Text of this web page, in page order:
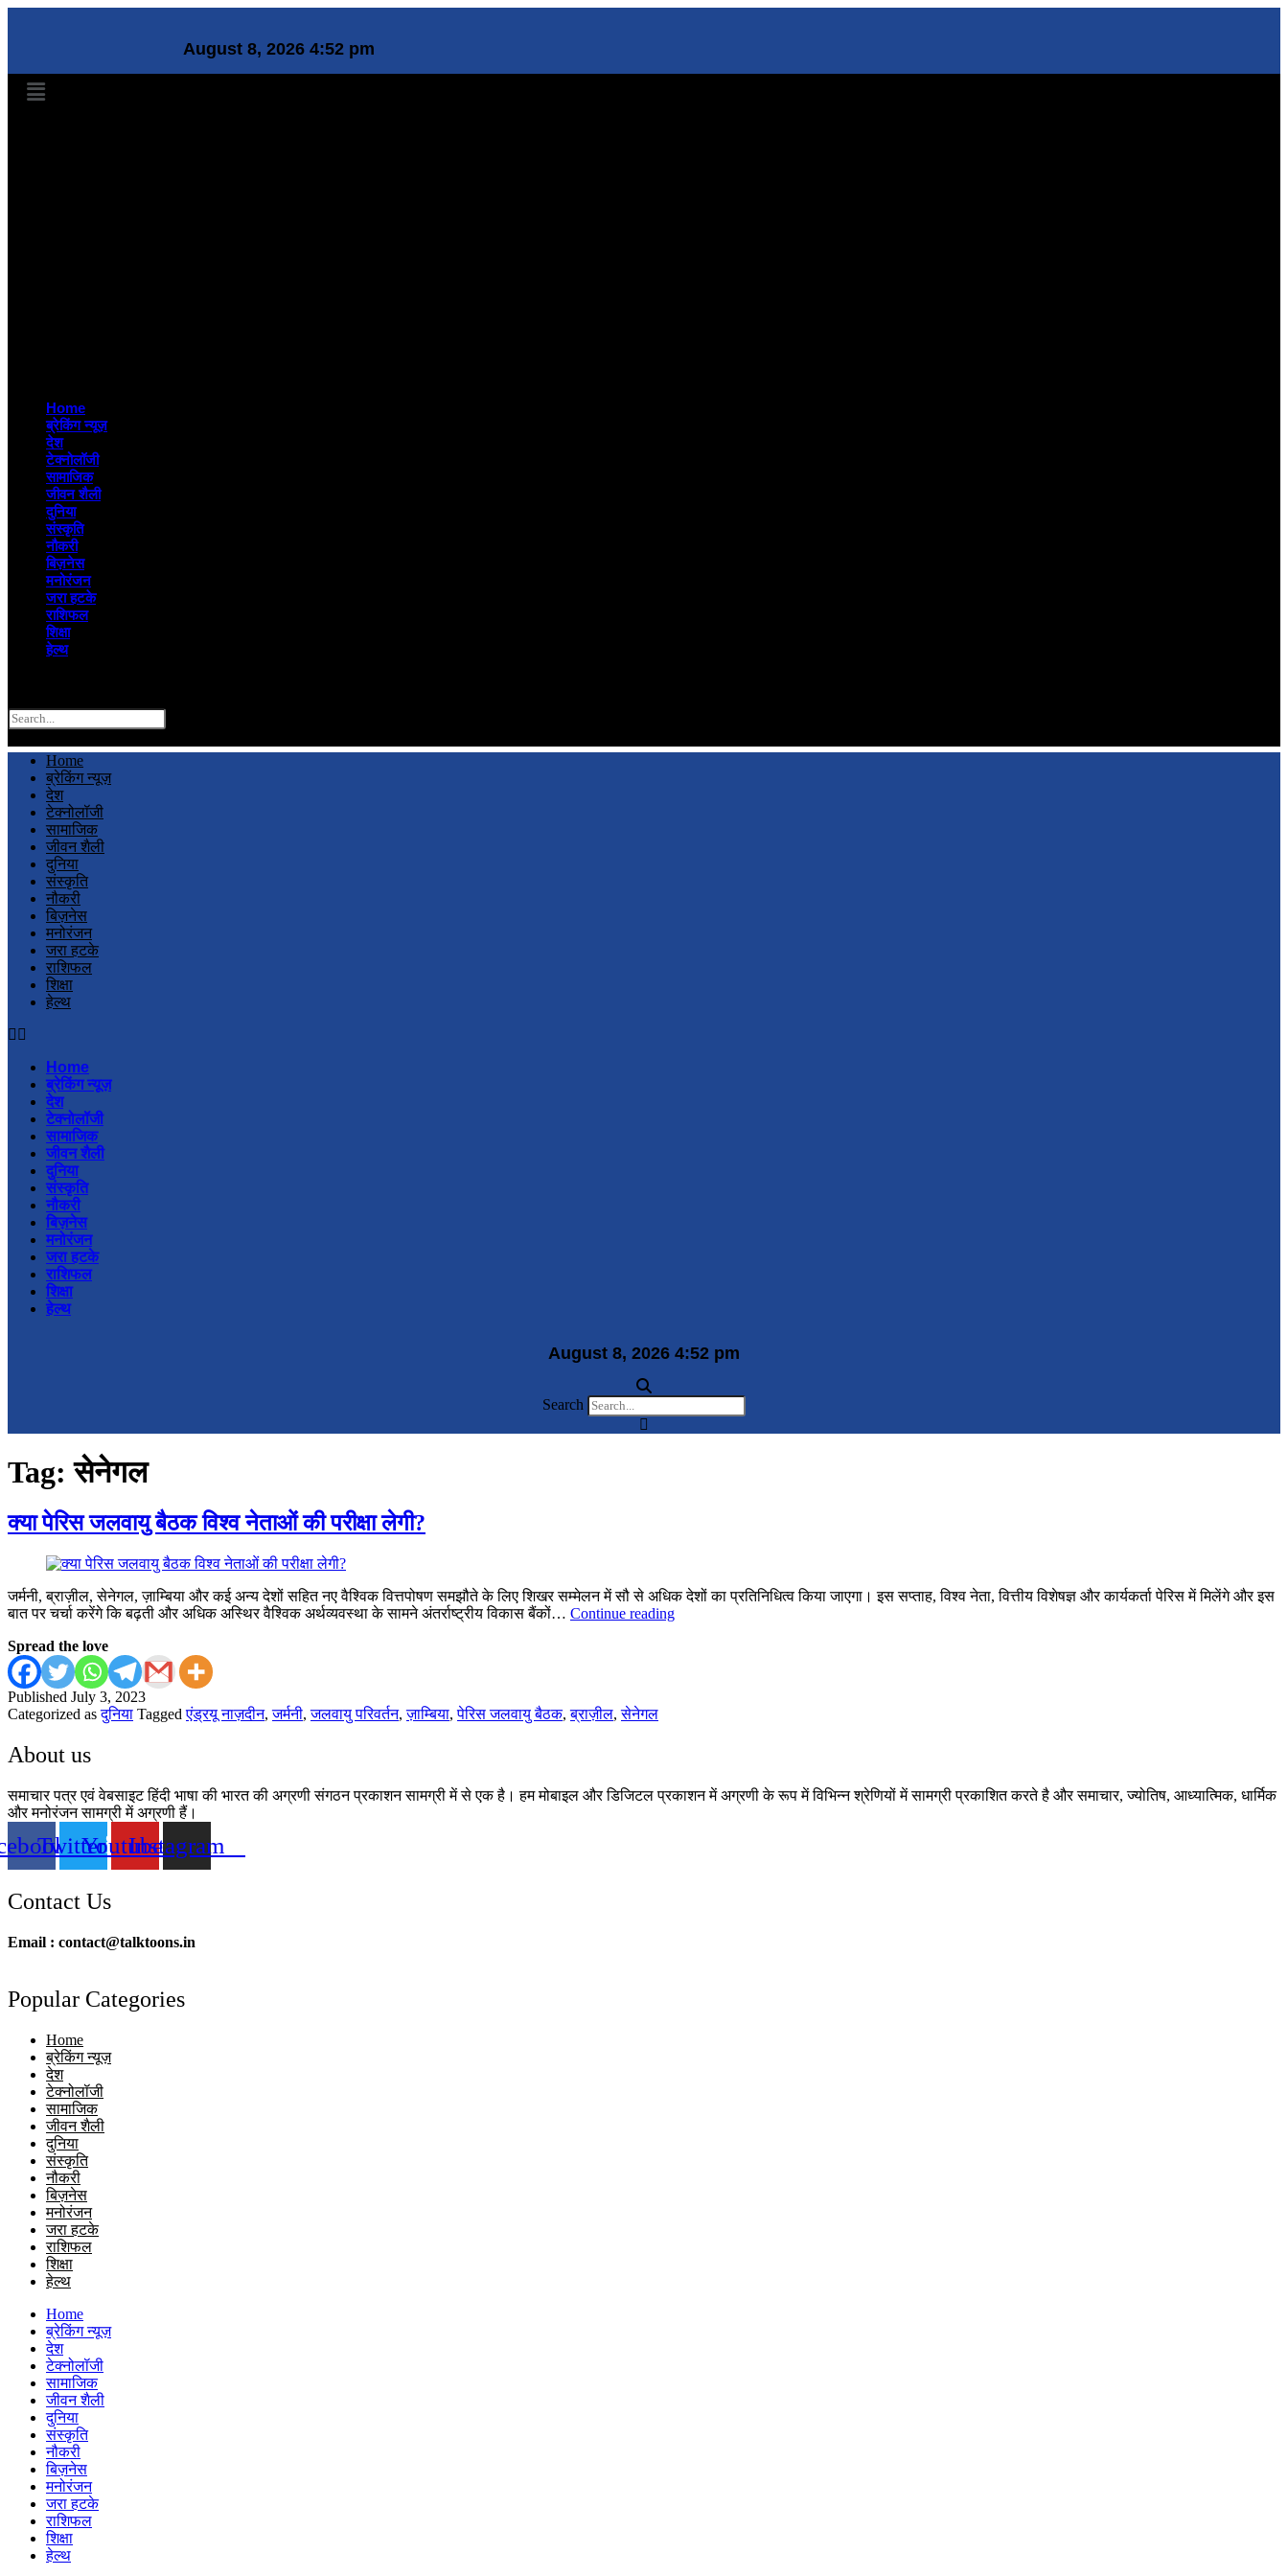
August 8, 2026 4:52 pm
Home
ब्रेकिंग न्यूज़
देश
टेक्नोलॉजी
सामाजिक
जीवन शैली
दुनिया
संस्कृति
नौकरी
बिज़नेस
मनोरंजन
जरा हटके
राशिफल
शिक्षा
हेल्थ
Home
ब्रेकिंग न्यूज़
देश
टेक्नोलॉजी
सामाजिक
जीवन शैली
दुनिया
संस्कृति
नौकरी
बिज़नेस
मनोरंजन
जरा हटके
राशिफल
शिक्षा
हेल्थ
Home
ब्रेकिंग न्यूज़
देश
टेक्नोलॉजी
सामाजिक
जीवन शैली
दुनिया
संस्कृति
नौकरी
बिज़नेस
मनोरंजन
जरा हटके
राशिफल
शिक्षा
हेल्थ
August 8, 2026 4:52 pm
Search
Tag:सेनेगल
क्या पेरिस जलवायु बैठक विश्व नेताओं की परीक्षा लेगी?
जर्मनी, ब्राज़ील, सेनेगल, ज़ाम्बिया और कई अन्य देशों सहित नए वैश्विक वित्तपोषण समझौते के लिए शिखर सम्मेलन में सौ से अधिक देशों का प्रतिनिधित्व किया जाएगा। इस सप्ताह, विश्व नेता, वित्तीय विशेषज्ञ और कार्यकर्ता पेरिस में मिलेंगे और इस
बात पर चर्चा करेंगे कि बढ़ती और अधिक अस्थिर वैश्विक अर्थव्यवस्था के सामने अंतर्राष्ट्रीय विकास बैंकों… Continue readingक्या
Spread the love
Published July 3, 2023
Categorized asदुनिया Taggedएंड्रयू नाज़दीन,जर्मनी,जलवायु परिवर्तन,ज़ाम्बिया,पेरिस जलवायु बैठक,ब्राज़ील,सेनेगल
About us
समाचार पत्र एवं वेबसाइट हिंदी भाषा की भारत की अग्रणी संगठन प्रकाशन सामग्री में से एक है। हम मोबाइल और डिजिटल प्रकाशन में अग्रणी के रूप में विभिन्न श्रेणियों में सामग्री प्रकाशित करते है और समाचार, ज्योतिष, आध्यात्मिक, धार्मिक
और मनोरंजन सामग्री में अग्रणी हैं।
TwitterYoutubeInstagram
Contact Us
Email : contact@talktoons.in
Popular Categories
Home
ब्रेकिंग न्यूज़
देश
टेक्नोलॉजी
सामाजिक
जीवन शैली
दुनिया
संस्कृति
नौकरी
बिज़नेस
मनोरंजन
जरा हटके
राशिफल
शिक्षा
हेल्थ
Home
ब्रेकिंग न्यूज़
देश
टेक्नोलॉजी
सामाजिक
जीवन शैली
दुनिया
संस्कृति
नौकरी
बिज़नेस
मनोरंजन
जरा हटके
राशिफल
शिक्षा
हेल्थ